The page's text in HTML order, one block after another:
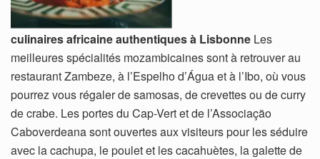
culinaires africaine authentiques à Lisbonne Les
meilleures spécialités mozambicaines sont à retrouver au
restaurant Zambeze, à l’Espelho d’Água et à l’Ibo, où vous
pourrez vous régaler de samosas, de crevettes ou de curry
de crabe. Les portes du Cap-Vert et de l’Associação
Caboverdeana sont ouvertes aux visiteurs pour les séduire
avec la cachupa, le poulet et les cacahuètes, la galette de